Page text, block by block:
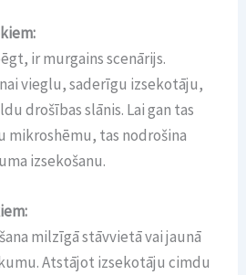
ir murgains scenārijs.
vieglu, saderīgu izsekotāju,
drošības slānis. Lai gan tas
mikroshēmu, tas nodrošina
izsekošanu.
milzīgā stāvvietā vai jaunā
Atstājot izsekotāju cimdu